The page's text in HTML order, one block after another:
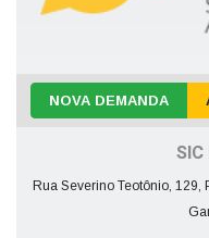
NOVA DEMANDA
SIC
Rua Severino Teotônio,